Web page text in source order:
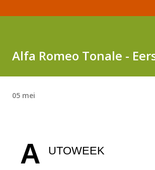
Alfa Romeo Tonale -
05 mei
A UTOWEEK